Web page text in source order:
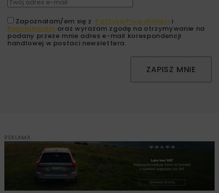
Zapoznałam/em się z Polityką Prywatności i
Regulaminem oraz wyrażam zgodę na otrzymywanie na
podany przeze mnie adres e-mail korespondencji
handlowej w postaci newslettera.
ZAPISZ MNIE
REKLAMA